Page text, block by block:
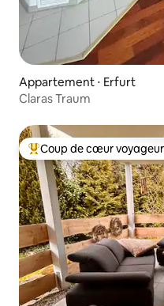
Appartement ⋅ Erfurt
Claras Traum
Coups de cœur
Coup de cœur